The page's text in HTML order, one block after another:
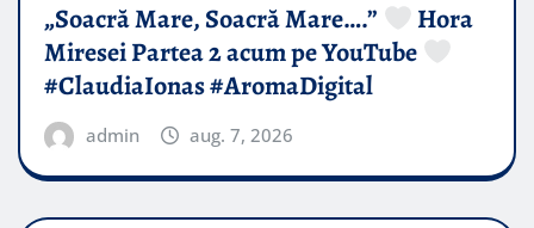
„Soacră Mare, Soacră Mare….”
Hora
Miresei Partea 2 acum pe YouTube
#ClaudiaIonas #AromaDigital
admin aug. 7, 2026